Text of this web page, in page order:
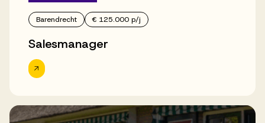
Barendrecht € 125.000 p/j
Salesmanager